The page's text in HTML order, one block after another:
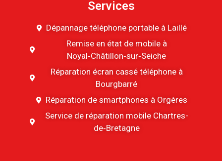
Services
Dépannage téléphone portable à Laillé
Remise en état de mobile à
Noyal‑Châtillon‑sur‑Seiche
Réparation écran cassé téléphone à
Bourgbarré
Réparation de smartphones à Orgères
Service de réparation mobile Chartres-
de‑Bretagne